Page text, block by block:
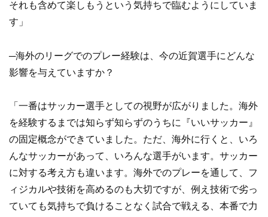
それも含めて楽しもうという気持ちで臨むようにしていま
す」
─海外のリーグでのプレー経験は、今の近賀選手にどんな
影響を与えていますか？
「一番はサッカー選手としての視野が広がりました。海外
を経験するまでは知らず知らずのうちに『いいサッカー』
の固定概念ができていました。ただ、海外に行くと、いろ
んなサッカーがあって、いろんな選手がいます。サッカー
に対する考え方も違います。海外でのプレーを通して、フ
ィジカルや技術を高めるのも大切ですが、例え技術で劣っ
ていても気持ちで負けることなく試合で戦える、本番で力